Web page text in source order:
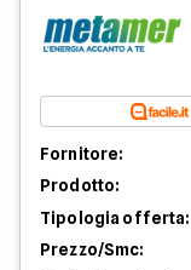
Fornitore:
Prodotto:
Tipologia offerta:
Prezzo/Smc: